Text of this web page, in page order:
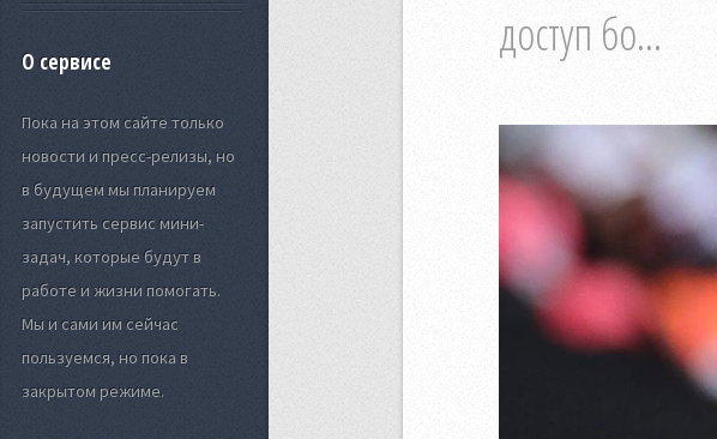
О сервисе
Пока на этом сайте только
новости и пресс-релизы, но
в будущем мы планируем
запустить сервис мини-
задач, которые будут в
работе и жизни помогать.
Мы и сами им сейчас
пользуемся, но пока в
закрытом режиме.
доступ бо...